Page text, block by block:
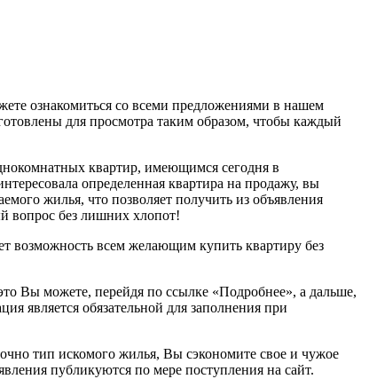
ознакомиться со всеми предложениями в нашем
для просмотра таким образом, чтобы каждый
квартир, имеющимся сегодня в
определенная квартира на продажу, вы
жилья, что позволяет получить из объявления
вопрос без лишних хлопот!
возможность всем желающим купить квартиру без
Вы можете, перейдя по ссылке «Подробнее», а дальше,
является обязательной для заполнения при
тип искомого жилья, Вы сэкономите свое и чужое
публикуются по мере поступления на сайт.